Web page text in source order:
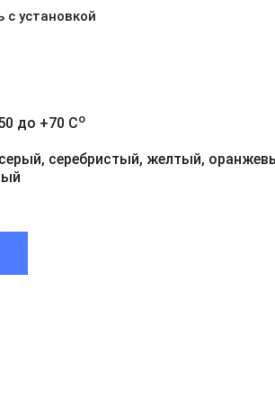
с установкой
до +70 Co
серебристый, желтый,